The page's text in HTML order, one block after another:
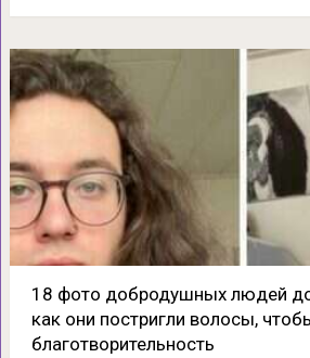
18 фото добродушных людей до
как они постригли волосы,
благотворительность